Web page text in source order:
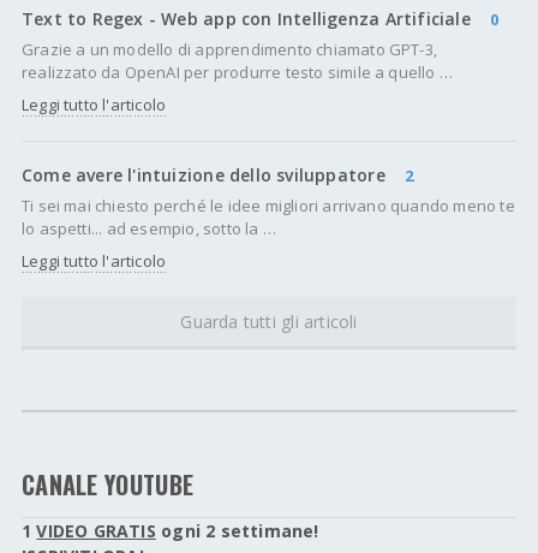
Text to Regex - Web app con Intelligenza Artificiale
0
Grazie a un modello di apprendimento chiamato GPT-3,
realizzato da OpenAI per produrre testo simile a quello …
Leggi tutto l'articolo
Come avere l'intuizione dello sviluppatore
2
Ti sei mai chiesto perché le idee migliori arrivano quando meno te
lo aspetti... ad esempio, sotto la …
Leggi tutto l'articolo
Guarda tutti gli articoli
CANALE YOUTUBE
1VIDEO GRATIS ogni 2 settimane!